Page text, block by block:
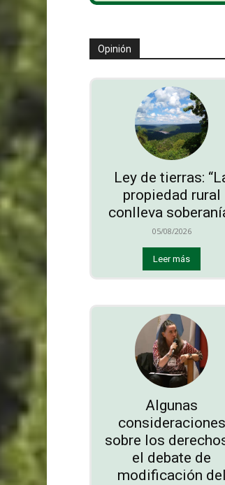
Opinión
Ley de tierras:
propiedad rural
conlleva
05/08/2026
Leer más
Algunas
consideraciones
sobre los
el debate de
modificación del